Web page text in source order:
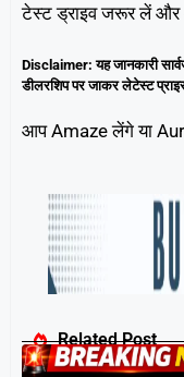
टेस्ट ड्राइव जरूर लें
Disclaimer: यह जानकारी
डीलरशिप पर जाकर लेटेस्ट
आप Amaze लेंगे या
Related Post